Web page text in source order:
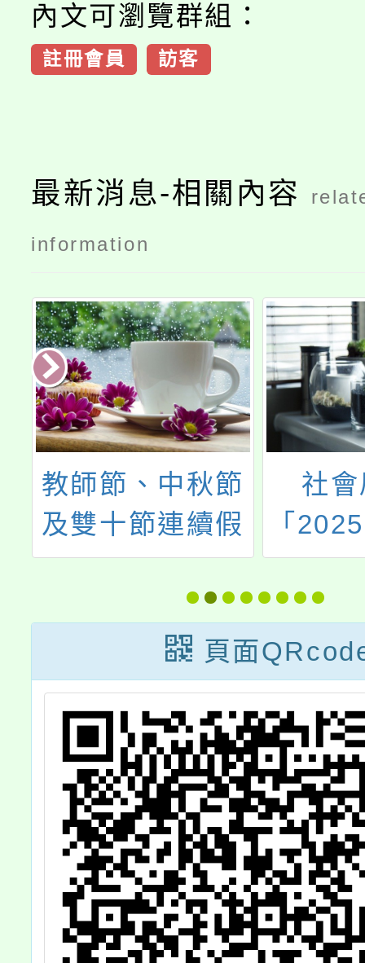
內文可瀏覽群組：
註冊會員 訪客
最新消息-相關內容
information
教師節、中秋節
及雙十節連續假
期即將來臨，為
維護師生安全，
加強宣導水域、
遊憩安全觀念
社
「
在桃
頁面